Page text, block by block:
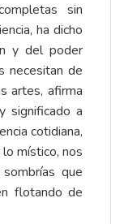
sin
ha dicho
y del poder
necesitan de
artes, afirma
significado a
cotidiana,
místico, nos
que
flotando de